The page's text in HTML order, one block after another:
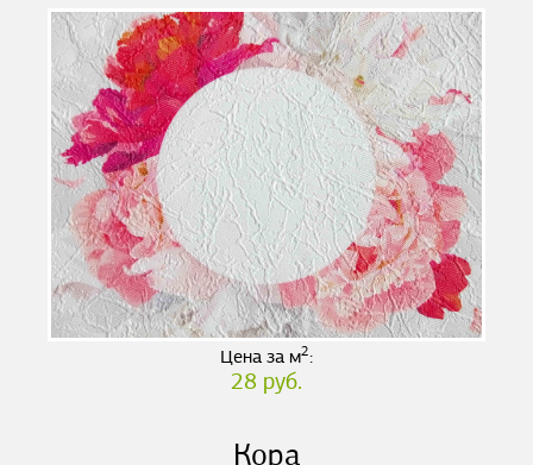
Цена за м2:
28 руб.
Кора